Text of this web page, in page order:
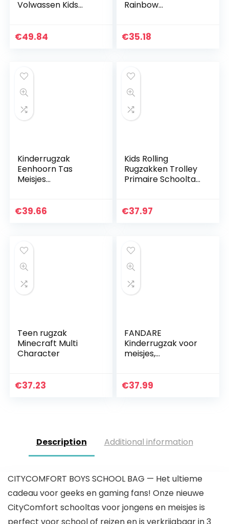
Volwassen Kids
Lunch Tas en
€49.84
Rainbow
Violeta, 27x33x11
€35.18
Kinderrugzak
Eenhoorn Tas
Meisjes
Eenhoorn
voor Tiener…
€39.66
Kids Rolling
Rugzakken Trolley
Primaire Schooltas
voor Jongens
€37.97
Teen rugzak
Minecraft Multi
Character
€37.23
FANDARE
Kinderrugzak voor
meisjes,
voor school,
€37.99
Description Additional information
CITYCOMFORT BOYS SCHOOL BAG — Het ultieme
cadeau voor geeks en gaming fans! Onze nieuwe
CityComfort schooltas voor jongens en meisjes is